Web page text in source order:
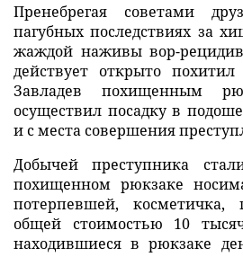
Пренебрегая советами
пагубных последствиях за
жаждой наживы вор-
действует открыто
Завладев похищенным
осуществил посадку в
и с места совершения
Добычей преступника
похищенном рюкзаке
потерпевшей, косметичка,
общей стоимостью 10
находившиеся в рюкзаке